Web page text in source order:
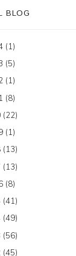
BLOG
(1)
(5)
(1)
(8)
(22)
(1)
(13)
(13)
(8)
(41)
(49)
(56)
(45)